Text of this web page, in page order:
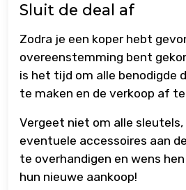
Sluit de deal af
Zodra je een koper hebt
overeenstemming bent
is het tijd om alle benodigde
te maken en de verkoop af
Vergeet niet om alle
eventuele accessoires aan
te overhandigen en wens
hun nieuwe aankoop!